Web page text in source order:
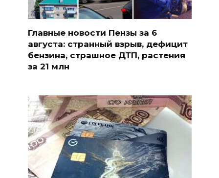
Главные новости Пензы за 6
августа: странный взрыв, дефицит
бензина, страшное ДТП, растения
за 21 млн